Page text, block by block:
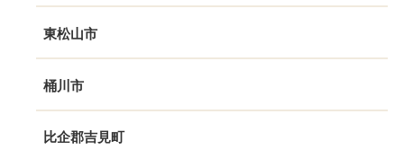
東松山市
桶川市
比企郡吉見町